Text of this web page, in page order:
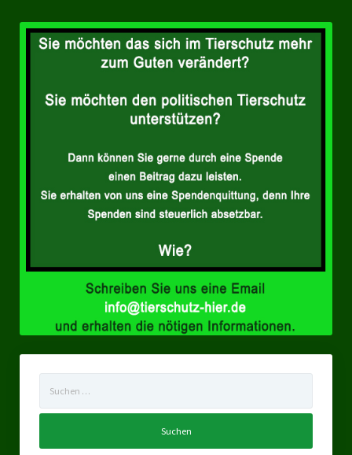
Landtagswahl Mecklenburg – Vorpommern 2021
Landtagswahl Sachsen-Anhalt 2021
Kommunalwahl Nordrhein-Westfalen 2020
Bürgerschaftswahl Hamburg 2020
Landtagswahl Thüringen 2019
Europawahl 2019
Datenschutzerklärung
nach: